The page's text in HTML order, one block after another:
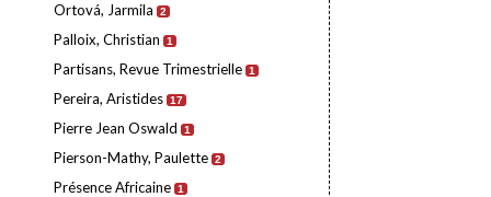
Ortová, Jarmila 2
Palloix, Christian 1
Partisans, Revue Trimestrielle 1
Pereira, Aristides 17
Pierre Jean Oswald 1
Pierson-Mathy, Paulette 2
Présence Africaine 1